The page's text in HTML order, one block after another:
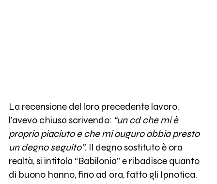
La recensione del loro precedente lavoro,
l’avevo chiusa scrivendo: “un cd che mi è
proprio piaciuto e che mi auguro abbia presto
un degno seguito”. Il degno sostituto è ora
realtà, si intitola “Babilonia” e ribadisce quanto
di buono hanno, fino ad ora, fatto gli Ipnotica.